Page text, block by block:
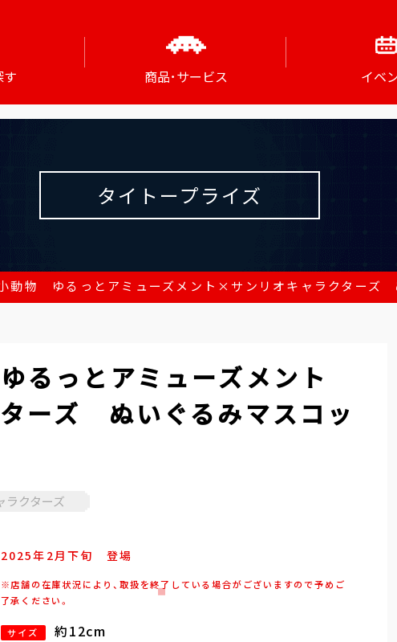
す 商品･サービス イベ
タイトープライズ
動物 ゆるっとアミューズメント×サンリオキャラクター
るっとアミューズメント
ーズ ぬいぐるみマスコッ
ラクターズ
2025年 2月下旬 登場
※店舗の在庫状況により、取扱を終了している場合がございますので予めご
了承ください。
サイズ 約12cm